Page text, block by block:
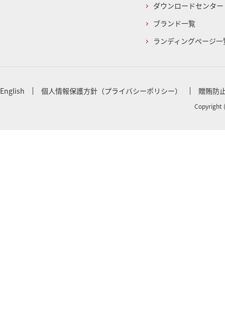
ダウンロードセンター
ブランド一覧
ランディングページ一
English 個人情報保護方針（プライバシーポリシー） 贈賄防
Copyright